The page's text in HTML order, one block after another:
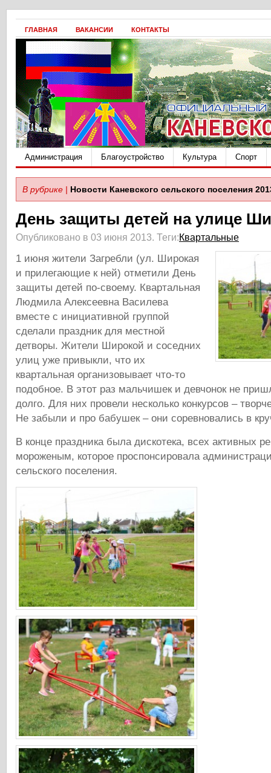
ГЛАВНАЯ ВАКАНСИИ КОНТАКТЫ
Администрация Благоустройство Культура Спорт
В рубрике | Новости Каневского сельского поселения
День защиты детей на улице
Опубликовано в 03 июня 2013. Теги:Квартальные
1 июня жители Загребли (ул. Широкая
и прилегающие к ней) отметили День
защиты детей по-своему. Квартальная
Людмила Алексеевна Василева
вместе с инициативной группой
сделали праздник для местной
детворы. Жители Широкой и соседних
улиц уже привыкли, что их
квартальная организовывает что-то
подобное. В этот раз мальчишек и девчонок не
долго. Для них провели несколько конкурсов –
Не забыли и про бабушек – они соревновались в
В конце праздника была дискотека, всех активных
мороженым, которое проспонсировала
сельского поселения.